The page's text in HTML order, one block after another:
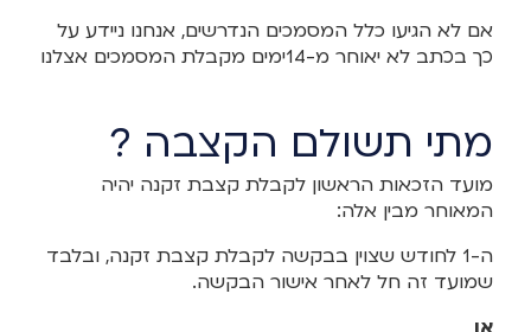
אם לא הגיעו כלל המסמכים הנדרשים, אנחנו ניידע על
כך בכתב לא יאוחר מ-14ימים מקבלת המסמכים אצלנו
מתי תשולם הקצבה ?
מועד הזכאות הראשון לקבלת קצבת זקנה יהיה
המאוחר מבין אלה:
ה-1 לחודש שצוין בבקשה לקבלת קצבת זקנה, ובלבד
שמועד זה חל לאחר אישור הבקשה.